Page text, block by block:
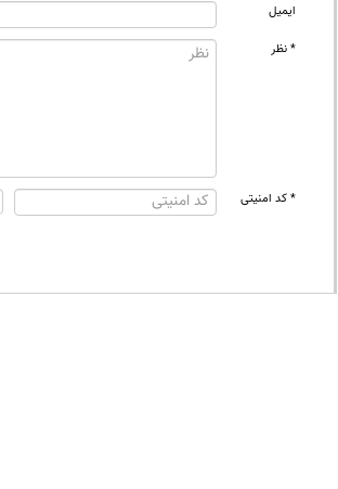
ایمیل
* نظر
* کد امنیتی